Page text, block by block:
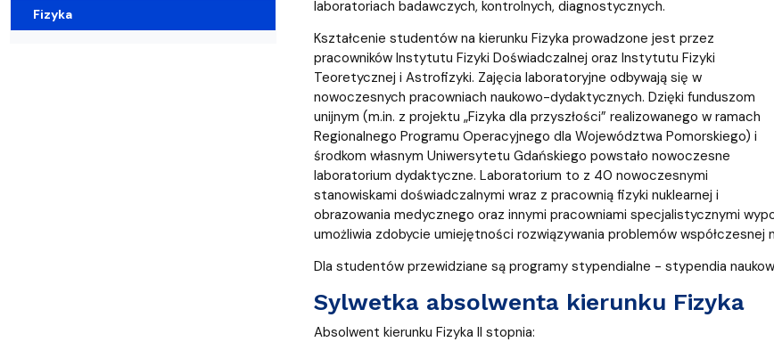
laboratoriach badawczych, kontrolnych, diagnostycznych.
Kształcenie studentów na kierunku Fizyka prowadzone jest przez
pracowników Instytutu Fizyki Doświadczalnej oraz Instytutu Fizyki
Teoretycznej i Astrofizyki. Zajęcia laboratoryjne odbywają się w
nowoczesnych pracowniach naukowo-dydaktycznych. Dzięki funduszom
unijnym (m.in. z projektu „Fizyka dla przyszłości” realizowanego w ramach
Regionalnego Programu Operacyjnego dla Województwa Pomorskiego) i
środkom własnym Uniwersytetu Gdańskiego powstało nowoczesne
laboratorium dydaktyczne. Laboratorium to z 40 nowoczesnymi
stanowiskami doświadczalnymi wraz z pracownią fizyki nuklearnej i
obrazowania medycznego oraz innymi pracowniami specjalistycznymi
umożliwia zdobycie umiejętności rozwiązywania problemów współczesnej
Dla studentów przewidziane są programy stypendialne - stypendia
Sylwetka absolwenta kierunku Fizyka
Absolwent kierunku Fizyka II stopnia:
Fizyka